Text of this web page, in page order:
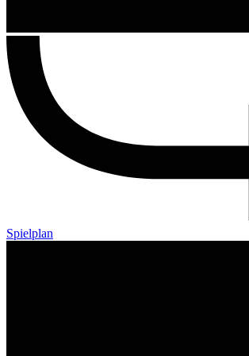
Spielplan